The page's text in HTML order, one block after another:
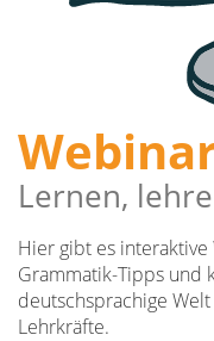
Lernen,
Hier gibt es
Grammatik-Tipps und
deutschsprachige
Lehrkräfte.